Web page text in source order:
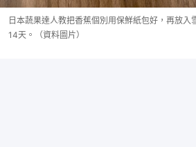
日本蔬果達人教把香蕉個別用保鮮紙包好，再放入
14天。（資料圖片）